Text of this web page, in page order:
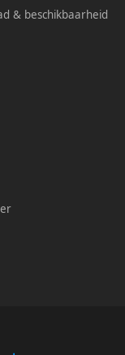
& beschikbaarheid